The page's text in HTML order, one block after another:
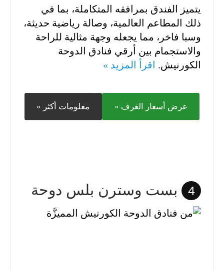
يتميز الفندق بمرافقه المتكاملة، بما في
ذلك المطاعم العالمية، وصالة رياضية حديثة،
وسبا فاخر، مما يجعله وجهة مثالية للراحة
والاستجمام بين أرقي فنادق الدوحة
الكورنيش.
اقرأ المزيد »
عرض أسعار الغرف » معلومات أكثر »
4 بست وسترن بلس دوحة